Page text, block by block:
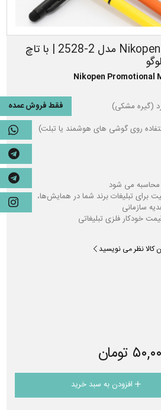
خودکار فلزی تبلیغاتی Nikopen مدل 2-2528 | با تاچ
Nikopen Promotional
برای تبلیغات برند شما در همایش‌ها،
خودکار فلزی تبلیغاتی
کالا نظر می نویسید
تومان
افزودن به سبد خرید
فقط فروش عمده